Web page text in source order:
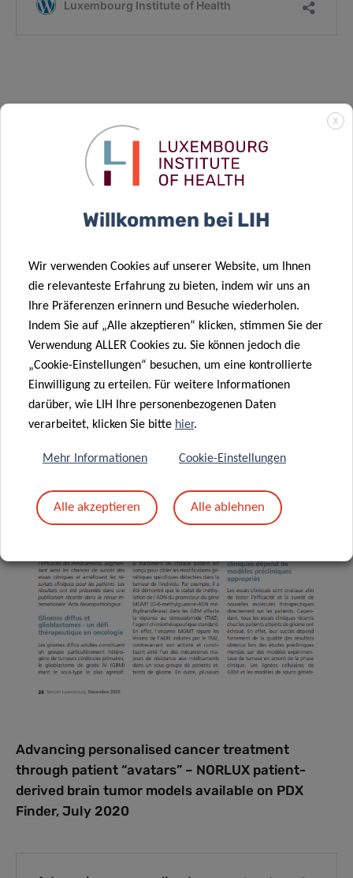
‘Faire progresser le traitement personnalisé du
cancer grâce aux «avatars» de patients’, SEMPER
Luxembourg magazine, no 130, Luxembourg,
Advancing personalised cancer treatment
through patient “avatars” – NORLUX patient-
derived brain tumor models available on PDX
Finder, July 2020
X
Willkommen bei LIH
Wir verwenden Cookies auf unserer Website, um Ihnen
die relevanteste Erfahrung zu bieten, indem wir uns an
Ihre Präferenzen erinnern und Besuche wiederholen.
Indem Sie auf „Alle akzeptieren“ klicken, stimmen Sie der
Verwendung ALLER Cookies zu. Sie können jedoch die
„Cookie-Einstellungen“ besuchen, um eine kontrollierte
Einwilligung zu erteilen. Für weitere Informationen
darüber, wie LIH Ihre personenbezogenen Daten
verarbeitet, klicken Sie bitte hier.
Mehr Informationen Cookie-Einstellungen
Alle akzeptieren Alle ablehnen